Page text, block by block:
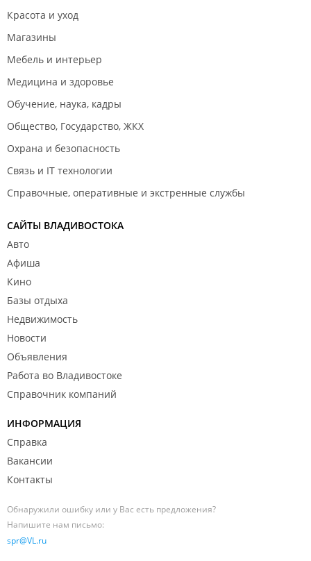
Красота и уход
Магазины
Мебель и интерьер
Медицина и здоровье
Обучение, наука, кадры
Общество, Государство, ЖКХ
Охрана и безопасность
Связь и IT технологии
Справочные, оперативные и экстренные службы
САЙТЫ ВЛАДИВОСТОКА
Авто
Афиша
Кино
Базы отдыха
Недвижимость
Новости
Объявления
Работа во Владивостоке
Справочник компаний
ИНФОРМАЦИЯ
Справка
Вакансии
Контакты
Обнаружили ошибку или у Вас есть предложения?
Напишите нам письмо:
spr@VL.ru